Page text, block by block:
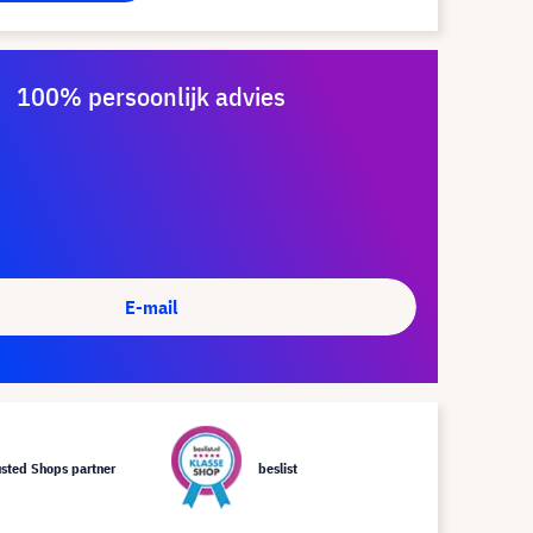
100% persoonlijk advies
E-mail
Shops partner beslist